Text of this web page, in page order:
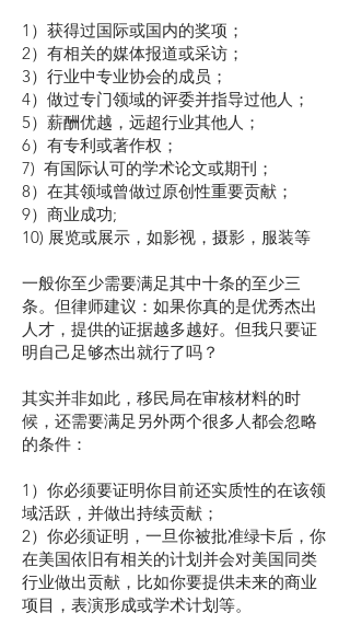
1）获得过国际或国内的奖项；
2）有相关的媒体报道或采访；
3）行业中专业协会的成员；
4）做过专门领域的评委并指导过他人；
5）薪酬优越，远超行业其他人；
6）有专利或著作权；
7) 有国际认可的学术论文或期刊；
8）在其领域曾做过原创性重要贡献；
9）商业成功;
10) 展览或展示，如影视，摄影，服装等
一般你至少需要满足其中十条的至少三
条。但律师建议：如果你真的是优秀杰出
人才，提供的证据越多越好。但我只要证
明自己足够杰出就行了吗？
其实并非如此，移民局在审核材料的时
候，还需要满足另外两个很多人都会忽略
的条件：
1）你必须要证明你目前还实质性的在该领
域活跃，并做出持续贡献；
2）你必须证明，一旦你被批准绿卡后，你
在美国依旧有相关的计划并会对美国同类
行业做出贡献，比如你要提供未来的商业
项目，表演形成或学术计划等。